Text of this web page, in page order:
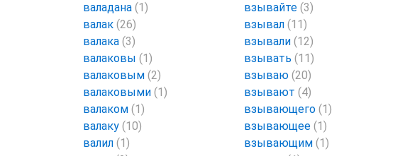
валадана (1)
валак (26)
валака (3)
валаковы (1)
валаковым (2)
валаковыми (1)
валаком (1)
валаку (10)
валил (1)
взывайте (3)
взывал (11)
взывали (12)
взывать (11)
взываю (20)
взывают (4)
взывающего (1)
взывающее (1)
взывающим (1)